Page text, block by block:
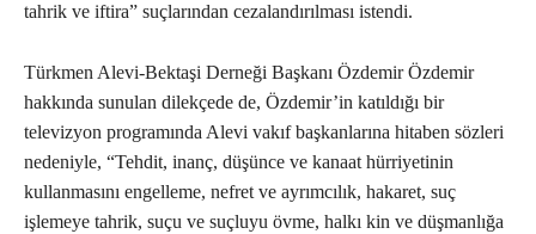
tahrik ve iftira” suçlarından cezalandırılması istendi.
Türkmen Alevi-Bektaşi Derneği Başkanı Özdemir Özdemir
hakkında sunulan dilekçede de, Özdemir’in katıldığı bir
televizyon programında Alevi vakıf başkanlarına hitaben sözleri
nedeniyle, “Tehdit, inanç, düşünce ve kanaat hürriyetinin
kullanmasını engelleme, nefret ve ayrımcılık, hakaret, suç
işlemeye tahrik, suçu ve suçluyu övme, halkı kin ve düşmanlığa